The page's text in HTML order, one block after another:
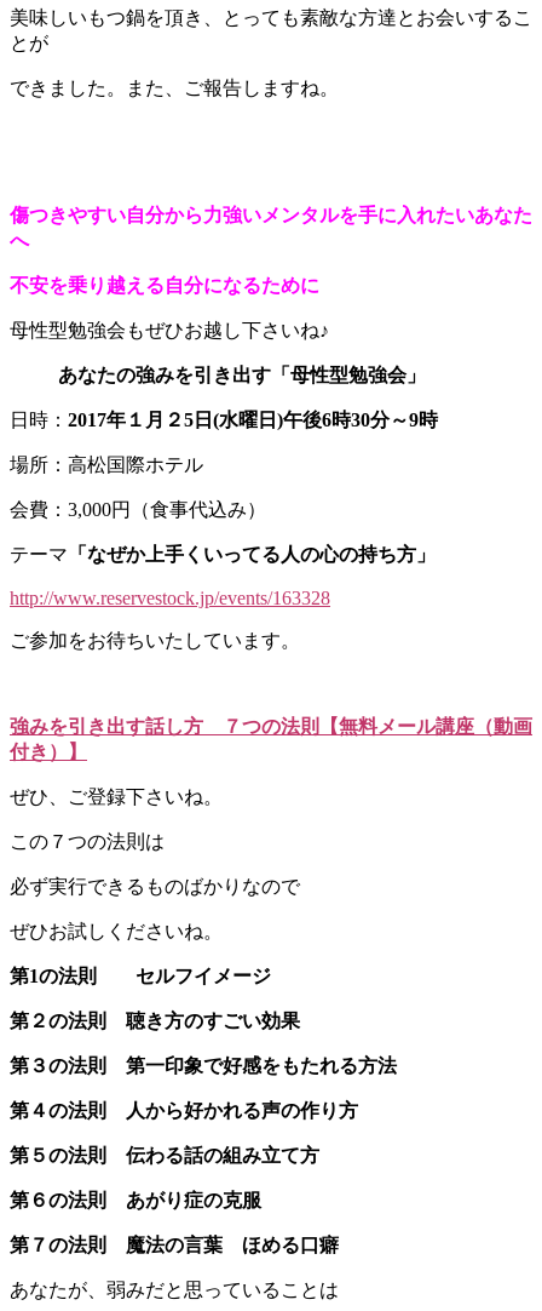
美味しいもつ鍋を頂き、とっても素敵な方達とお会いするこ
とが
できました。また、ご報告しますね。
傷つきやすい自分から力強いメンタルを手に入れたいあなた
へ
不安を乗り越える自分になるために
母性型勉強会もぜひお越し下さいね♪
あなたの強みを引き出す「母性型勉強会」
日時： 2017年１月２5日(水曜日)午後6時30分～9時
場所：高松国際ホテル
会費：3,000円（食事代込み）
テーマ 「なぜか上手くいってる人の心の持ち方」
http://www.reservestock.jp/events/163328
ご参加をお待ちいたしています。
強みを引き出す話し方 ７つの法則【無料メール講座（動画
付き）】
ぜひ、ご登録下さいね。
この７つの法則は
必ず実行できるものばかりなので
ぜひお試しくださいね。
第1の法則 セルフイメージ
第２の法則 聴き方のすごい効果
第３の法則 第一印象で好感をもたれる方法
第４の法則 人から好かれる声の作り方
第５の法則 伝わる話の組み立て方
第６の法則 あがり症の克服
第７の法則 魔法の言葉 ほめる口癖
あなたが、弱みだと思っていることは